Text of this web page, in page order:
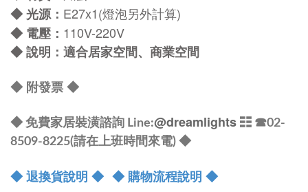
◆光源： E27x1(燈泡另外計算)
◆ 電壓： 110V-220V
◆說明：適合居家空間、商業空間
◆ 附發票◆
◆ 免費家居裝潢諮詢 Line:@dreamlights ☷ ☎02-
8509-8225(請在上班時間來電) ◆
◆ 退換貨說明 ◆ ◆ 購物流程說明 ◆